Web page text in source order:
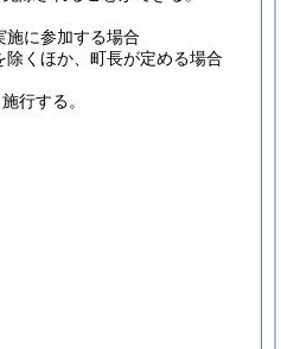
施に参加する場合
除くほか、町長が定める場合
行する。